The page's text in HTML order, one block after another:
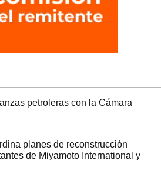
petroleras con la Cámara
planes de reconstrucción
de Miyamoto International y